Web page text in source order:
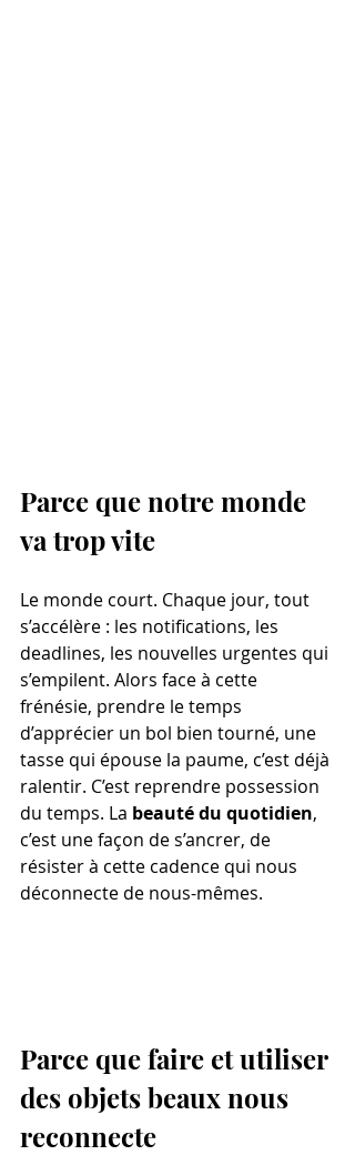
Parce que notre monde
va trop vite
Le monde court. Chaque jour, tout
s’accélère : les notifications, les
deadlines, les nouvelles urgentes qui
s’empilent. Alors face à cette
frénésie, prendre le temps
d’apprécier un bol bien tourné, une
tasse qui épouse la paume, c’est déjà
ralentir. C’est reprendre possession
du temps. La beauté du quotidien,
c’est une façon de s’ancrer, de
résister à cette cadence qui nous
déconnecte de nous-mêmes.
Parce que faire et utiliser
des objets beaux nous
reconnecte